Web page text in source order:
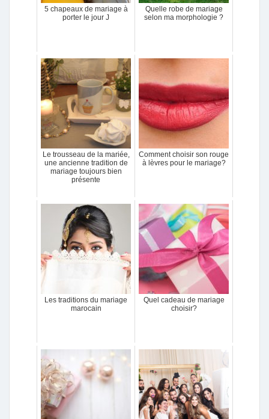
5 chapeaux de mariage à
porter le jour J
Quelle robe de mariage
selon ma morphologie ?
Le trousseau de la mariée,
une ancienne tradition de
mariage toujours bien
présente
Comment choisir son rouge
à lèvres pour le mariage?
Les traditions du mariage
marocain
Quel cadeau de mariage
choisir?